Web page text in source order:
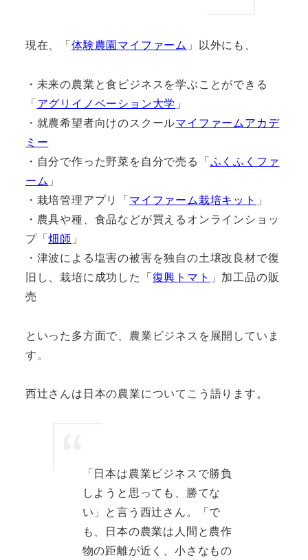
現在、「体験農園マイファーム 」以外にも、
・未来の農業と食ビジネスを学ぶことができる
「アグリイノベーション大学 」
・就農希望者向けのスクールマイファームアカデ
ミー
・自分で作った野菜を自分で売る「ふくふくファ
ーム 」
・栽培管理アプリ「マイファーム栽培キット 」
・農具や種、食品などが買えるオンラインショッ
プ「畑師 」
・津波による塩害の被害を独自の土壌改良材で復
旧し、栽培に成功した「復興トマト 」加工品の販
売
といった多方面で、農業ビジネスを展開していま
す。
西辻さんは日本の農業についてこう語ります。
「日本は農業ビジネスで勝負
しようと思っても、勝てな
い」と言う西辻さん。「で
も、日本の農業は人間と農作
物の距離が近く、小さなもの